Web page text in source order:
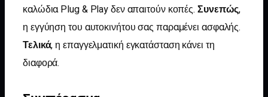
καλώδια Plug & Play δεν απαιτούν κοπές. Συνεπώς,
η εγγύηση του αυτοκινήτου σας παραμένει ασφαλής.
Τελικά, η επαγγελματική εγκατάσταση κάνει τη
διαφορά.